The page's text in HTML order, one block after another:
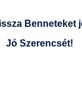
Benneteket
Jó Szerencsét!